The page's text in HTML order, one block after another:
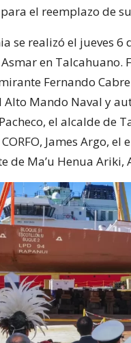
para el reemplazo de
se realizó el jueves
en Talcahuano.
Fernando
Alto Mando Naval y
el alcalde de
James Argo,
de Ma’u Henua Ariki,